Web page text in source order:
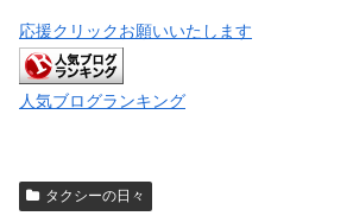
応援クリックお願いいたします
人気ブログランキング
タクシーの日々